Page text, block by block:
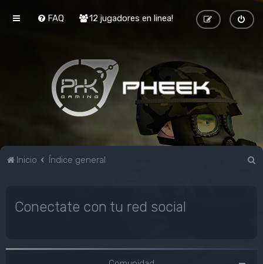
FAQ 12 jugadores en linea!
Inicio Índice general
Conectate con tu red social